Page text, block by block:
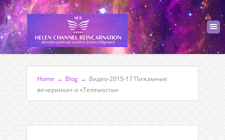
Home → Blog → Видео-2015-17 Пижамные
вечеринки» и «Телемосты»